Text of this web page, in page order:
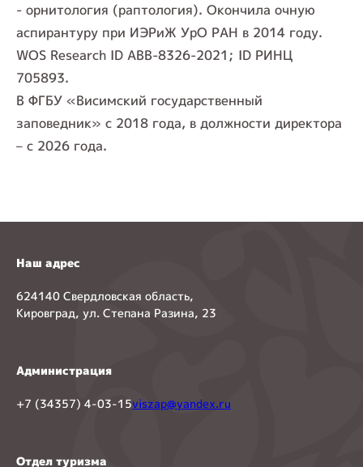
- орнитология (раптология). Окончила очную
аспирантуру при ИЭРиЖ УрО РАН в 2014 году.
WOS Research ID ABB-8326-2021; ID РИНЦ
705893.
В ФГБУ «Висимский государственный
заповедник» с 2018 года, в должности директора
– с 2026 года.
Наш адрес
624140 Свердловская область,
Кировград, ул. Степана Разина, 23
Администрация
+7 (34357) 4-03-15viszap@yandex.ru
Отдел туризма